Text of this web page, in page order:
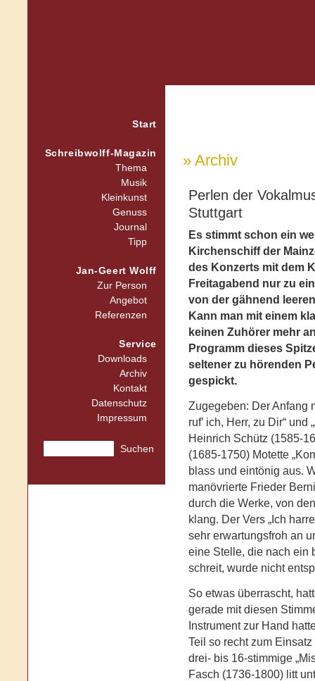
Start
Schreibwolff-Magazin
Thema
Musik
Kleinkunst
Genuss
Journal
Tipp
Jan-Geert Wolff
Zur Person
Angebot
Referenzen
Service
Downloads
Archiv
Kontakt
Datenschutz
Impressum
Suchen
» Archiv
Perlen der
Stuttgart
Es stimmt schon ein
Kirchenschiff der
des Konzerts mit dem
Freitagabend nur zu
von der gähnend
Kann man mit einem
keinen Zuhörer mehr
Programm dieses
seltener zu hörenden
gespickt.
Zugegeben: Der Anfang
ruf’ ich, Herr, zu Dir“
Heinrich Schütz (1585-
(1685-1750) Motette
blass und eintönig aus.
manövrierte Frieder
durch die Werke, von
klang. Der Vers „Ich
sehr erwartungsfroh an
eine Stelle, die nach ein
schreit, wurde nicht
So etwas überrascht,
gerade mit diesen
Instrument zur Hand
Teil so recht zum
drei- bis 16-stimmige
Fasch (1736-1800) litt